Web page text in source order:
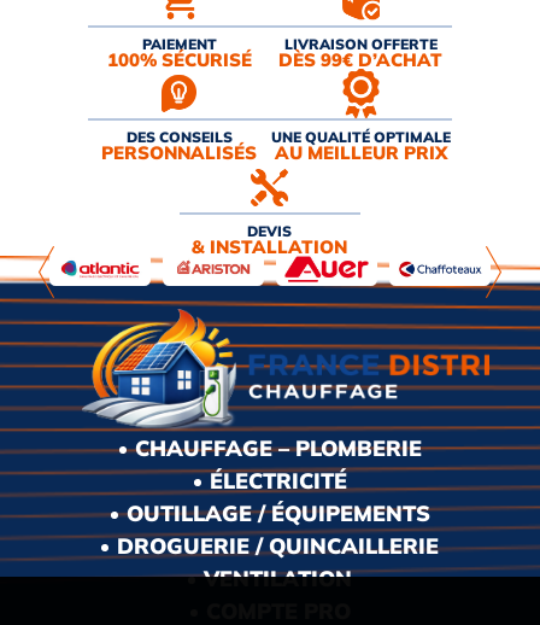
PAIEMENT
100% SÉCURISÉ
LIVRAISON OFFERTE
DÈS 99€ D’ACHAT
DES CONSEILS
PERSONNALISÉS
UNE QUALITÉ OPTIMALE
AU MEILLEUR PRIX
DEVIS
& INSTALLATION
CHAUFFAGE – PLOMBERIE
ÉLECTRICITÉ
OUTILLAGE / ÉQUIPEMENTS
DROGUERIE / QUINCAILLERIE
VENTILATION